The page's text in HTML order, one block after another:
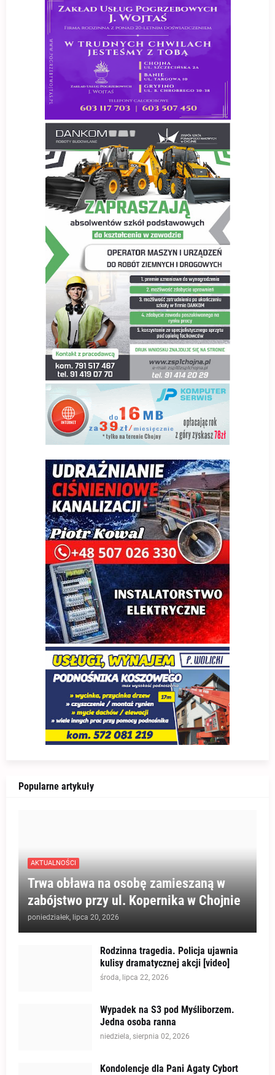
Popularne artykuły
AKTUALNOŚCI
Trwa obława na osobę zamieszaną w
zabójstwo przy ul. Kopernika w Chojnie
poniedziałek, lipca 20, 2026
Rodzinna tragedia. Policja ujawnia
kulisy dramatycznej akcji [video]
środa, lipca 22, 2026
Wypadek na S3 pod Myśliborzem.
Jedna osoba ranna
niedziela, sierpnia 02, 2026
Kondolencje dla Pani Agaty Cybort